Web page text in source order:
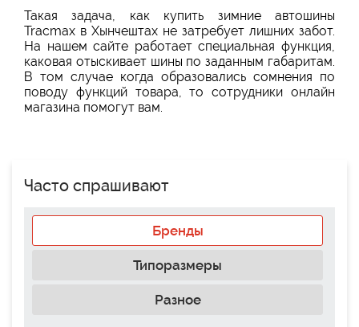
Такая задача, как купить зимние автошины
Tracmax в Хынчештах не затребует лишних забот.
На нашем сайте работает специальная функция,
каковая отыскивает шины по заданным габаритам.
В том случае когда образовались сомнения по
поводу функций товара, то сотрудники онлайн
магазина помогут вам.
Часто спрашивают
Бренды
Типоразмеры
Разное